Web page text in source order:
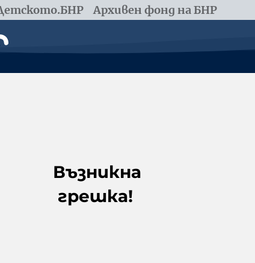
Архивен фонд на БНР
Възникна
грешка!